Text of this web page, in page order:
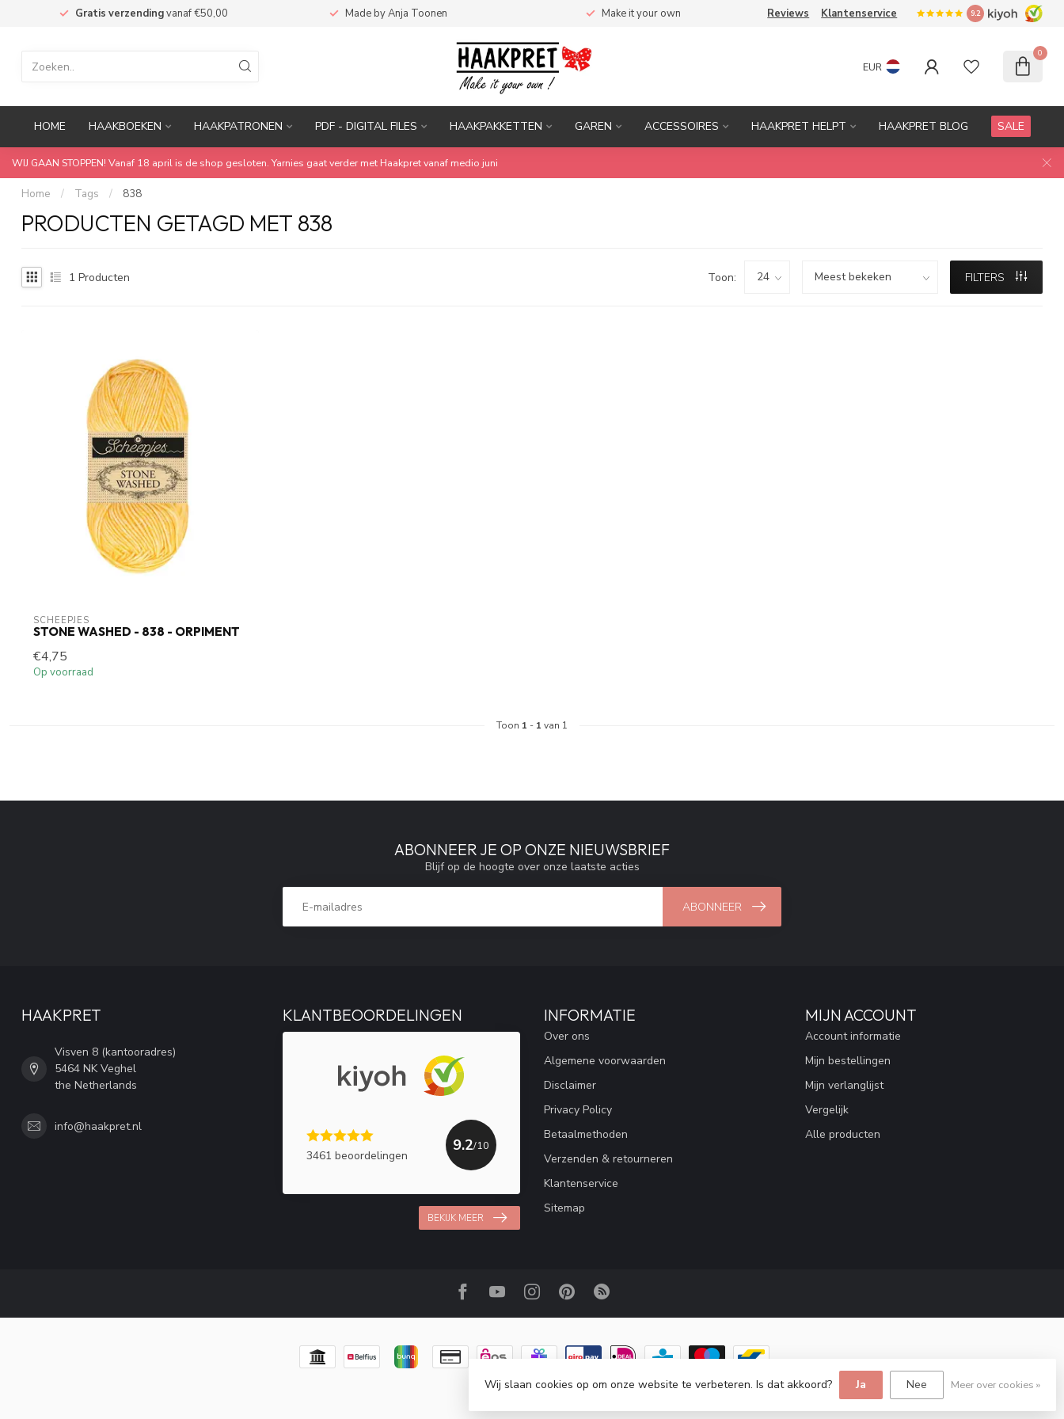
Gratis verzendingvanaf €50,00 Made by Anja Toonen Make it your own Reviews Klantenservice 9.2
EUR
0
HOME HAAKBOEKEN HAAKPATRONEN PDF - DIGITAL FILES HAAKPAKKETTEN GAREN ACCESSOIRES HAAKPRET HELPT HAAKPRET BLOG SALE
WIJ GAAN STOPPEN! Vanaf 18 april is de shop gesloten. Yarnies gaat verder met Haakpret vanaf medio juni
Home / Tags / 838
PRODUCTEN GETAGD MET 838
1 Producten Toon: FILTERS
SCHEEPJES
STONE WASHED - 838 - ORPIMENT
€4,75
Op voorraad
Toon 1 - 1 van 1
ABONNEER JE OP ONZE NIEUWSBRIEF
Blijf op de hoogte over onze laatste acties
ABONNEER
HAAKPRET
Visven 8 (kantooradres)
5464 NK Veghel
the Netherlands
info@haakpret.nl
KLANTBEOORDELINGEN
3461 beoordelingen
9.2/10
BEKIJK MEER
INFORMATIE
Over ons
Algemene voorwaarden
Disclaimer
Privacy Policy
Betaalmethoden
Verzenden & retourneren
Klantenservice
Sitemap
MIJN ACCOUNT
Account informatie
Mijn bestellingen
Mijn verlanglijst
Vergelijk
Alle producten
© Copyright 2026 Haakpret
Wij slaan cookies op om onze website te verbeteren. Is dat akkoord? Ja Nee Meer over cookies »